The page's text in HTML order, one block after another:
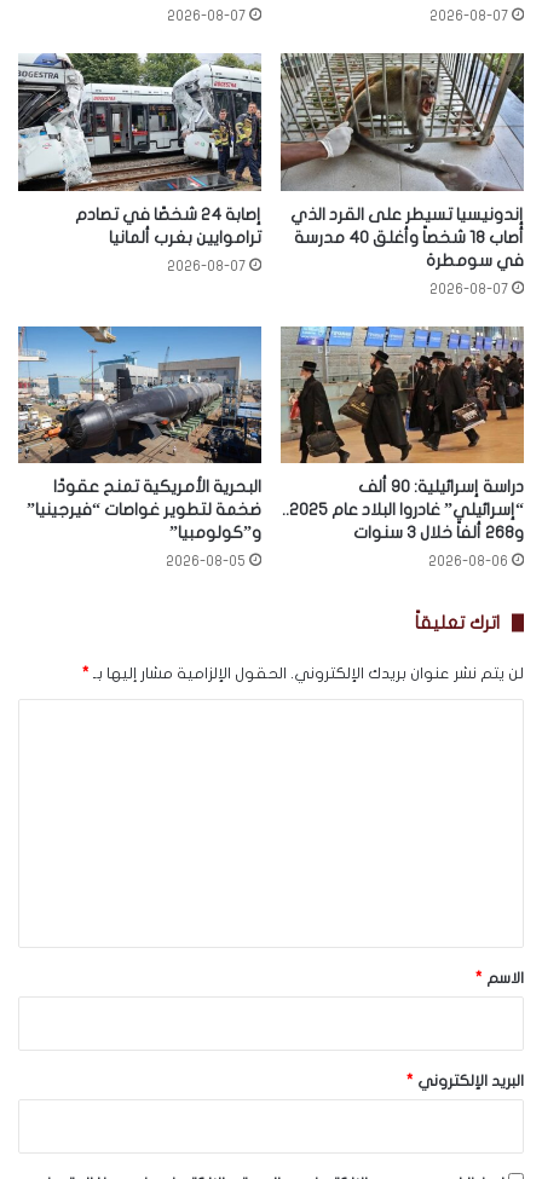
2026-08-07
2026-08-07
إندونيسيا تسيطر على القرد الذي
أصاب 18 شخصاً وأغلق 40 مدرسة
في سومطرة
2026-08-07
إصابة 24 شخصًا في تصادم
تراموايين بغرب ألمانيا
2026-08-07
دراسة إسرائيلية: 90 ألف
“إسرائيلي” غادروا البلاد عام 2025..
و268 ألفاً خلال 3 سنوات
2026-08-06
البحرية الأمريكية تمنح عقودًا
ضخمة لتطوير غواصات “فيرجينيا”
و”كولومبيا”
2026-08-05
اترك تعليقاً
لن يتم نشر عنوان بريدك الإلكتروني. الحقول الإلزامية مشار إليها بـ *
*الاسم *
البريد الإلكتروني *